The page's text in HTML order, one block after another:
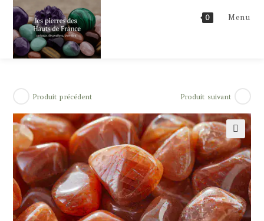
Skip
content
0 Menu
Produit précédent Produit suivant
🔍